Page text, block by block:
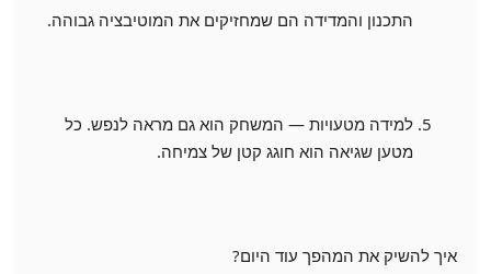
התכנון והמדידה הם שמחזיקים את המוטיבציה גבוהה.
למידה מטעויות — המשחק הוא גם מראה לנפש. כל
מטען שגיאה הוא חוגג קטן של צמיחה.
איך להשיק את המהפך עוד היום?